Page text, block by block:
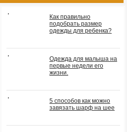
Как правильно
подобрать размер
одежды для ребенка?
Одежда для малыша на
первые недели его
жизни.
5 способов как можно
завязать шарф на шее